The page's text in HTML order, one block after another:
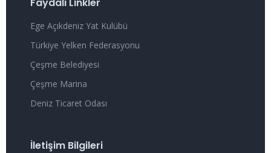
Ege Açıkdeniz Yat Kulübü
Türkiye Yelken Federasyonu
Çeşme Belediyesi
Çeşme Marina
Deniz Ticaret Odası
İletişim Bilgileri